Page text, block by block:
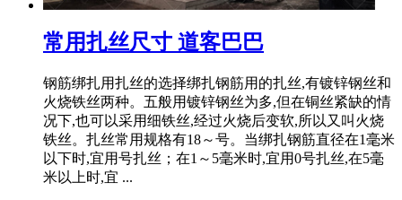
常用扎丝尺寸 道客巴巴
钢筋绑扎用扎丝的选择绑扎钢筋用的扎丝,有镀锌钢丝和
火烧铁丝两种。五般用镀锌钢丝为多,但在铜丝紧缺的情
况下,也可以采用细铁丝,经过火烧后变软,所以又叫火烧
铁丝。扎丝常用规格有18～号。当绑扎钢筋直径在1毫米
以下时,宜用号扎丝；在1～5毫米时,宜用0号扎丝,在5毫
米以上时,宜 ...